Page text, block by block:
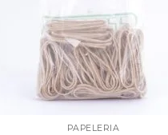
PAPELERIA